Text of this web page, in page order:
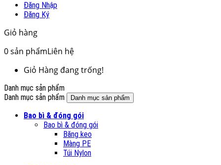
Đăng Nhập
Đăng Ký
Giỏ hàng
0sản phẩmLiên hệ
Giỏ Hàng đang trống!
Danh mục sản phẩm
Danh mục sản phẩm
Danh mục sản phẩm
Bao bì & đóng gói
Bao bì & đóng gói
Băng keo
Màng PE
Túi Nylon